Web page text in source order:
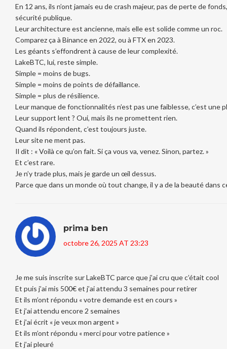
En 12 ans, ils n’ont jamais eu de crash majeur, pas de perte de
sécurité publique.
Leur architecture est ancienne, mais elle est solide comme un roc.
Comparez ça à Binance en 2022, ou à FTX en 2023.
Les géants s’effondrent à cause de leur complexité.
LakeBTC, lui, reste simple.
Simple = moins de bugs.
Simple = moins de points de défaillance.
Simple = plus de résilience.
Leur manque de fonctionnalités n’est pas une faiblesse, c’est une
Leur support lent ? Oui, mais ils ne promettent rien.
Quand ils répondent, c’est toujours juste.
Leur site ne ment pas.
Il dit : « Voilà ce qu’on fait. Si ça vous va, venez. Sinon, partez. »
Et c’est rare.
Je n’y trade plus, mais je garde un œil dessus.
Parce que dans un monde où tout change, il y a de la beauté dans
prima ben
octobre 26, 2025 AT 23:23
Je me suis inscrite sur LakeBTC parce que j’ai cru que c’était cool
Et puis j’ai mis 500€ et j’ai attendu 3 semaines pour retirer
Et ils m’ont répondu « votre demande est en cours »
Et j’ai attendu encore 2 semaines
Et j’ai écrit « je veux mon argent »
Et ils m’ont répondu « merci pour votre patience »
Et j’ai pleuré